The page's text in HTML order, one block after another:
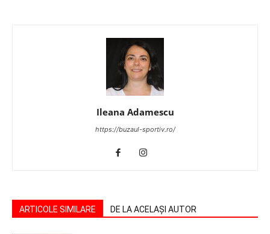
Ileana Adamescu
https://buzaul-sportiv.ro/
ARTICOLE SIMILARE DE LA ACELAȘI AUTOR